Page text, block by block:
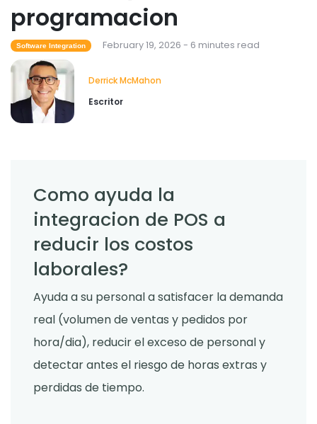
Derrick McMahon
programacion
Software Integration February 19, 2026 - 6 minutes read
Derrick McMahon
Escritor
Como ayuda la
integracion de POS a
reducir los costos
laborales?
Ayuda a su personal a satisfacer la demanda
real (volumen de ventas y pedidos por
hora/dia), reducir el exceso de personal y
detectar antes el riesgo de horas extras y
perdidas de tiempo.